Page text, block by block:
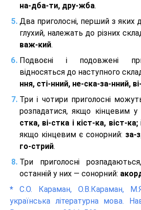
на-дба-ти, дру-жба.
Два приголосні, перший з яких
глухий, належать до різних
важ-кий.
Подвоєні і подовжені
відносяться до наступного
ння, сті-нний, не-ска-за-нний,
Три і чотири приголосні
розпадатися, якщо кінцевим
стка, ві-стка і кіст-ка, віст-ка;
якщо кінцевим є сонорний: за-
го-стрий.
Три приголосні
останній у них — сонорний:
* С.О. Караман, О.В.Караман,
українська літературна мова.